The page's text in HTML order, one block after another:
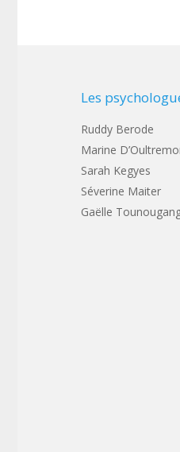
Les
Ruddy Berode
Marine
Sarah Kegyes
Séverine Maiter
Gaëlle